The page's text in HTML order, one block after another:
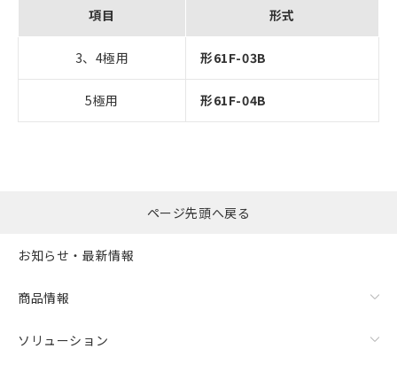
項目 形式
3、4極用 形61F-03B
5極用 形61F-04B
ページ先頭へ戻る
お知らせ・最新情報
商品情報
ソリューション